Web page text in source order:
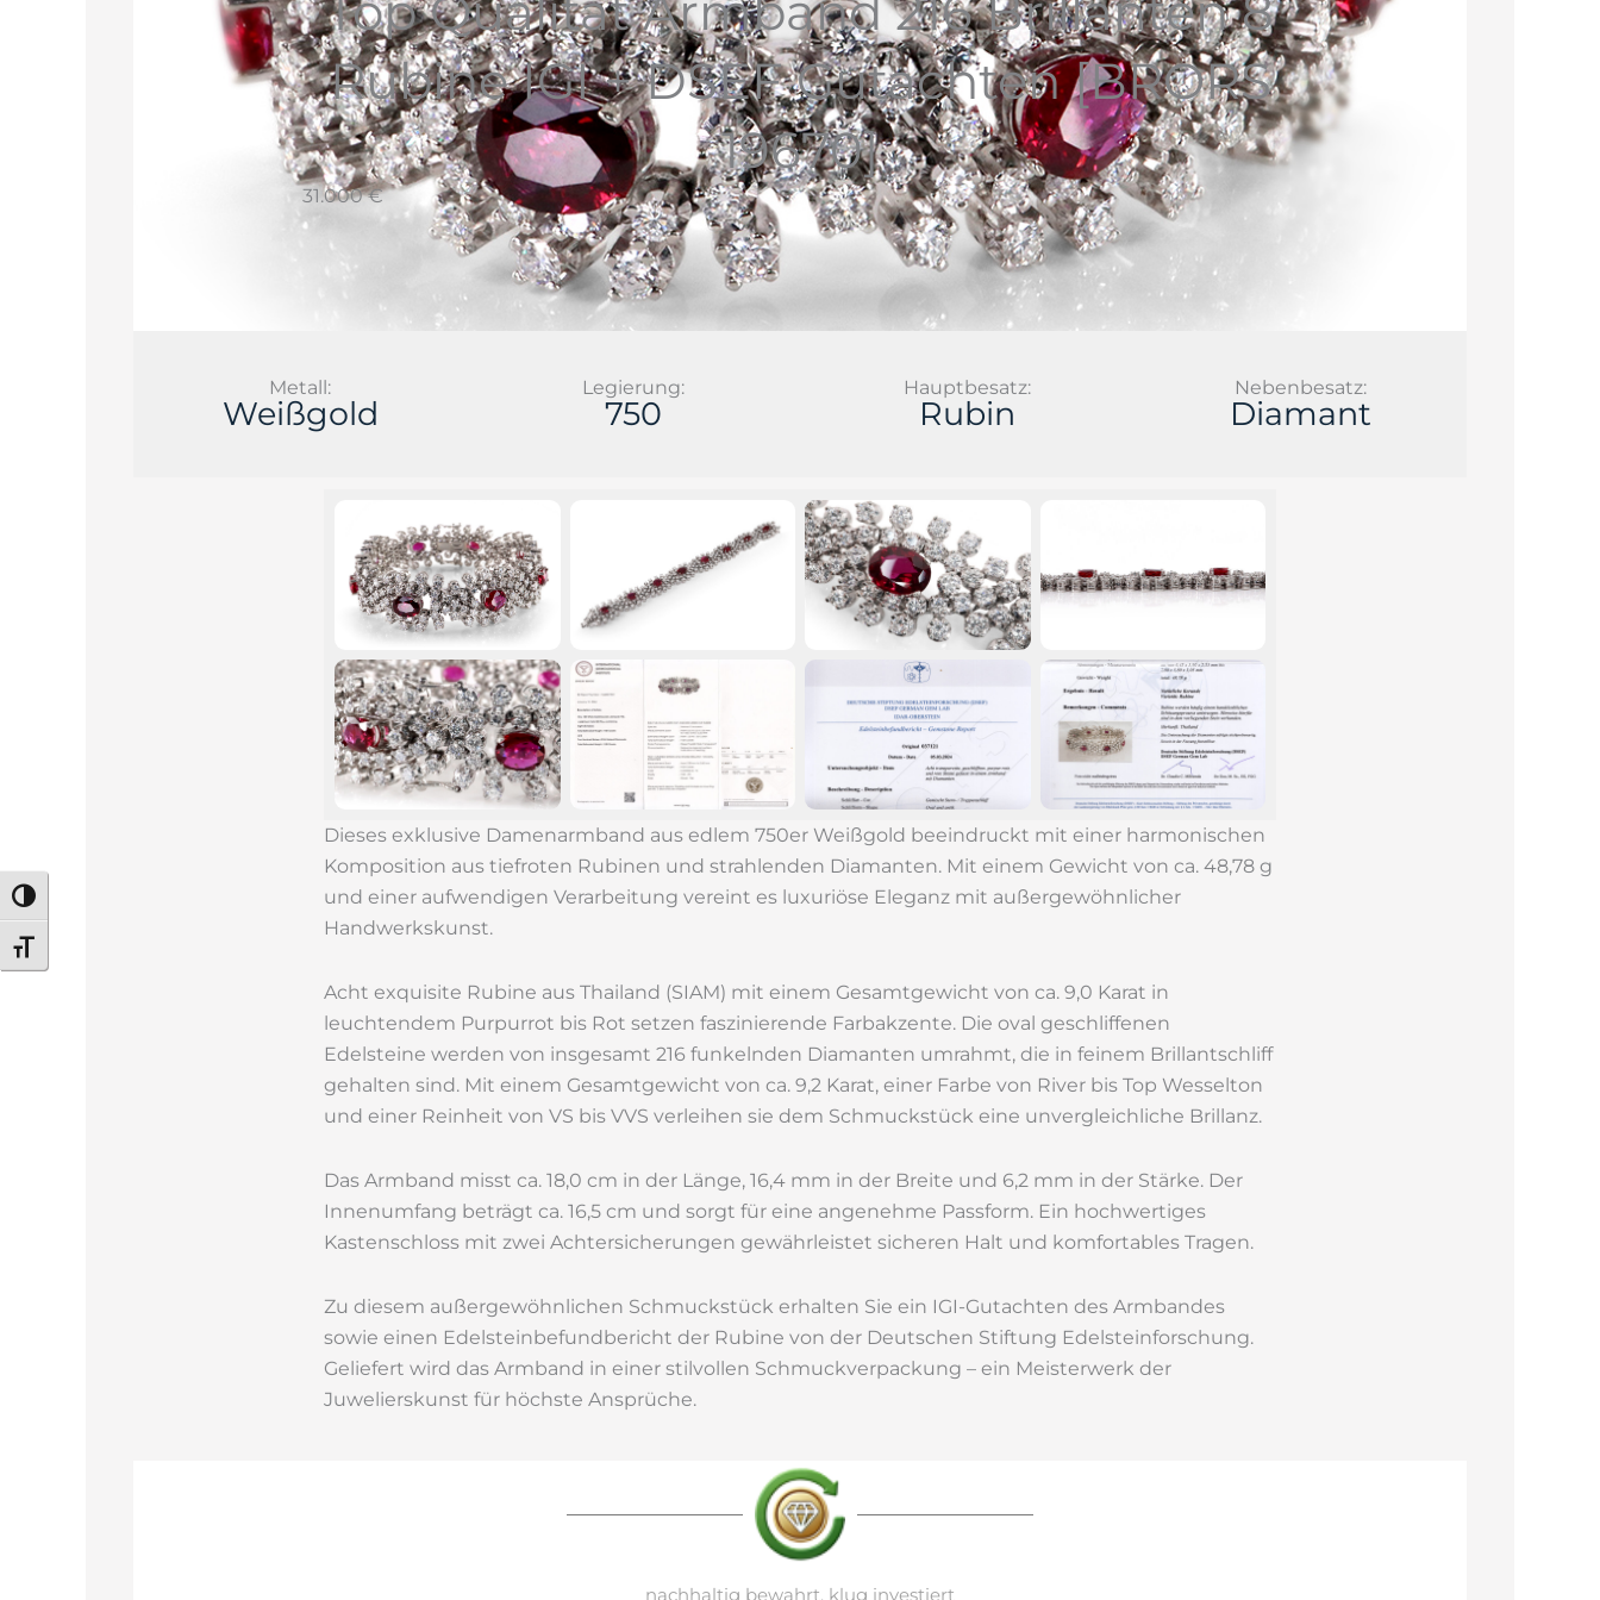
Umschalten auf hohe Kontraste
Schrift vergrößern
Rubine IGI + DSEF Gutachten [BRORS
19670]
31.000 €
Metall:
Weißgold
Legierung:
750
Hauptbesatz:
Rubin
Nebenbesatz:
Diamant
Dieses exklusive Damenarmband aus edlem 750er Weißgold beeindruckt mit einer harmonischen
Komposition aus tiefroten Rubinen und strahlenden Diamanten. Mit einem Gewicht von ca. 48,78 g
und einer aufwendigen Verarbeitung vereint es luxuriöse Eleganz mit außergewöhnlicher
Handwerkskunst.
Acht exquisite Rubine aus Thailand (SIAM) mit einem Gesamtgewicht von ca. 9,0 Karat in
leuchtendem Purpurrot bis Rot setzen faszinierende Farbakzente. Die oval geschliffenen
Edelsteine werden von insgesamt 216 funkelnden Diamanten umrahmt, die in feinem Brillantschliff
gehalten sind. Mit einem Gesamtgewicht von ca. 9,2 Karat, einer Farbe von River bis Top Wesselton
und einer Reinheit von VS bis VVS verleihen sie dem Schmuckstück eine unvergleichliche Brillanz.
Das Armband misst ca. 18,0 cm in der Länge, 16,4 mm in der Breite und 6,2 mm in der Stärke. Der
Innenumfang beträgt ca. 16,5 cm und sorgt für eine angenehme Passform. Ein hochwertiges
Kastenschloss mit zwei Achtersicherungen gewährleistet sicheren Halt und komfortables Tragen.
Zu diesem außergewöhnlichen Schmuckstück erhalten Sie ein IGI-Gutachten des Armbandes
sowie einen Edelsteinbefundbericht der Rubine von der Deutschen Stiftung Edelsteinforschung.
Geliefert wird das Armband in einer stilvollen Schmuckverpackung – ein Meisterwerk der
Juwelierskunst für höchste Ansprüche.
nachhaltig bewahrt, klug investiert